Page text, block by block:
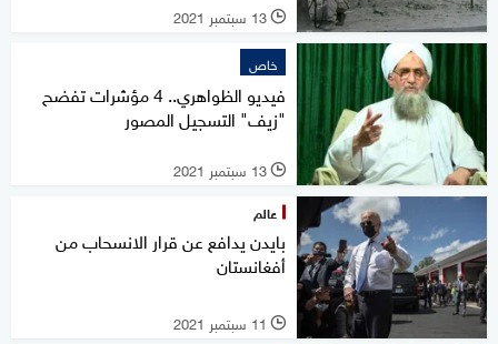
l 13 سبتمبر 2021
خاص
فيديو الظواهري.. 4 مؤشرات تفضح
"زيف" التسجيل المصور
l 13 سبتمبر 2021
عالم
بايدن يدافع عن قرار الانسحاب من
أفغانستان
l 11 سبتمبر 2021